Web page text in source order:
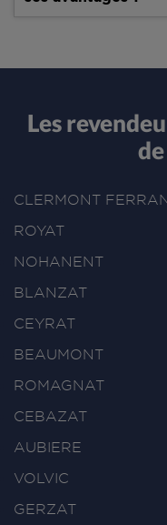
Les
CLERMONT
ROYAT
NOHANENT
BLANZAT
CEYRAT
BEAUMONT
ROMAGNAT
CEBAZAT
AUBIERE
VOLVIC
GERZAT